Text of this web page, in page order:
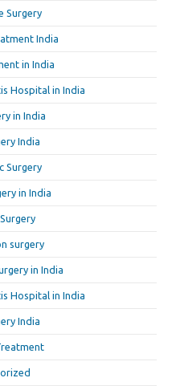
Surgery
India
in India
Hospital in India
in India
India
Surgery
in India
surgery
in India
Hospital in India
India